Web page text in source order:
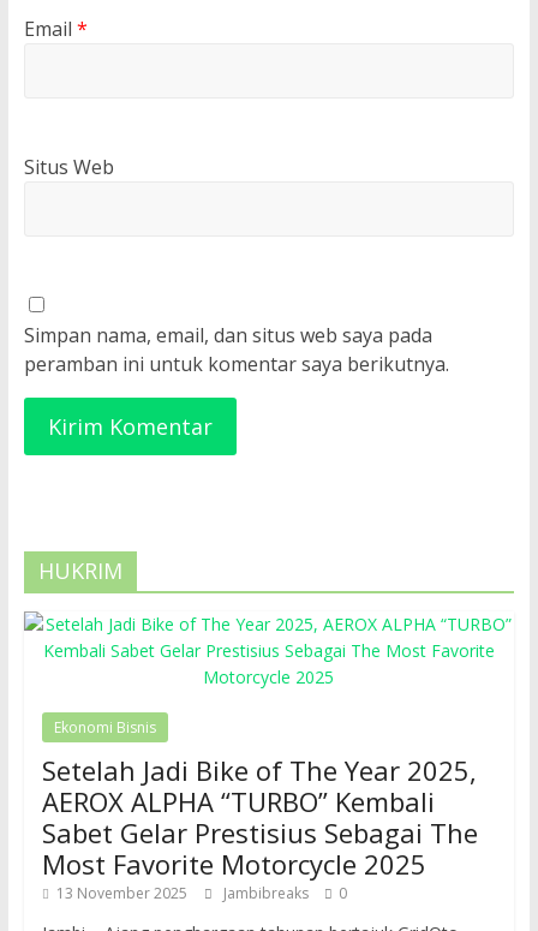
Email *
Situs Web
Simpan nama, email, dan situs web saya pada
peramban ini untuk komentar saya berikutnya.
HUKRIM
Ekonomi Bisnis
Setelah Jadi Bike of The Year 2025,
AEROX ALPHA “TURBO” Kembali
Sabet Gelar Prestisius Sebagai The
Most Favorite Motorcycle 2025
13 November 2025 Jambibreaks 0